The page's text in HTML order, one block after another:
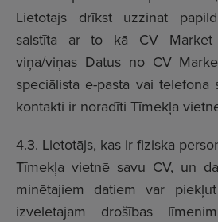
Lietotājs drīkst uzzināt
saistīta ar to kā CV Market
viņa/viņas Datus no CV
speciālista e-pasta vai telefona
kontakti ir norādīti Tīmekļa
4.3. Lietotājs, kas ir fiziska
Tīmekļa vietnē savu CV, un
minētajiem datiem var
izvēlētajam drošības